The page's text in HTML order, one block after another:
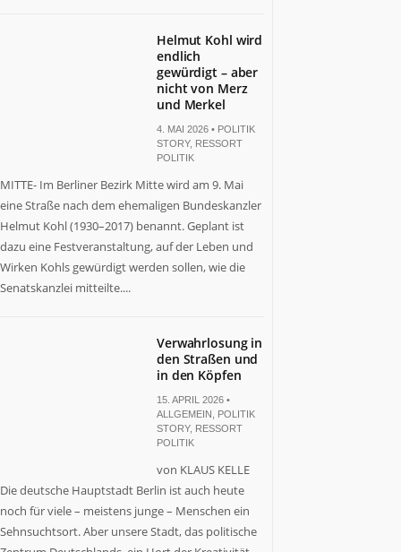
Helmut Kohl wird
endlich
gewürdigt – aber
nicht von Merz
und Merkel
4. MAI 2026 • POLITIK
STORY, RESSORT
POLITIK
MITTE- Im Berliner Bezirk Mitte wird am 9. Mai
eine Straße nach dem ehemaligen Bundeskanzler
Helmut Kohl (1930–2017) benannt. Geplant ist
dazu eine Festveranstaltung, auf der Leben und
Wirken Kohls gewürdigt werden sollen, wie die
Senatskanzlei mitteilte....
Verwahrlosung in
den Straßen und
in den Köpfen
15. APRIL 2026 •
ALLGEMEIN
POLITIK
STORY, RESSORT
POLITIK
von KLAUS KELLE
Die deutsche Hauptstadt Berlin ist auch heute
noch für viele – meistens junge – Menschen ein
Sehnsuchtsort. Aber unsere Stadt, das politische